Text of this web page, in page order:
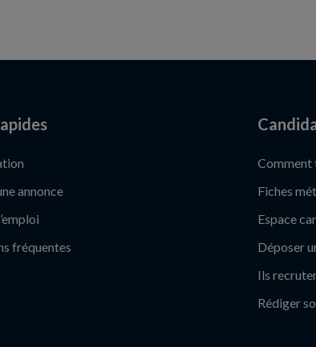
annonce
fréquentes
Comment
Fiches
Espace
Déposer
Ils
Rédiger